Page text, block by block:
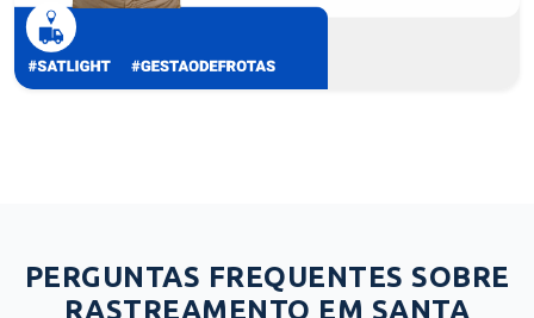
PERGUNTAS FREQUENTES SOBRE
RASTREAMENTO EM SANTA